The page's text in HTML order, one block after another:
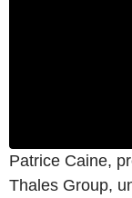
Patrice Caine,
Thales Group,